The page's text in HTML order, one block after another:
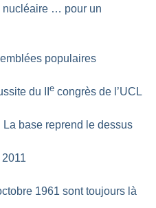
nucléaire … pour un
populaires
du IIe congrès de l’UCL
La base reprend le dessus
2011
1961 sont toujours là